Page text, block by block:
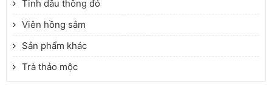
Tinh dầu thông đỏ
Viên hồng sâm
Sản phẩm khác
Trà thảo mộc